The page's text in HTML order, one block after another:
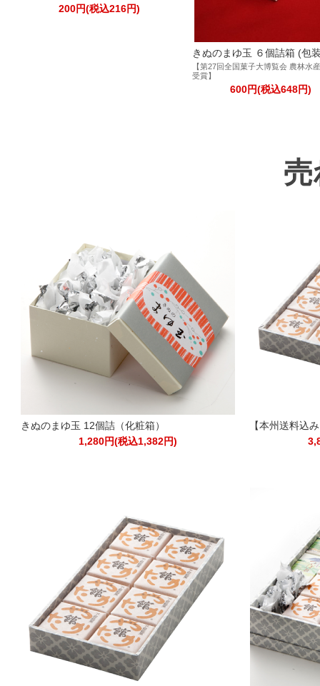
200円(税込216円)
きぬのまゆ玉 ６個詰箱 (包
【第27回全国菓子大博覧会 農林水
受賞】
600円(税込648円)
きぬのまゆ玉 12個詰（化粧箱）
1,280円(税込1,382円)
【本州送料込